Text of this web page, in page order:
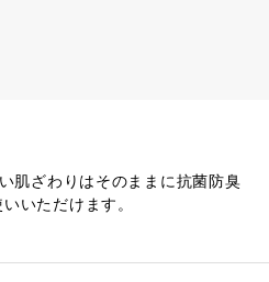
肌ざわりはそのままに抗菌防臭
いただけます。